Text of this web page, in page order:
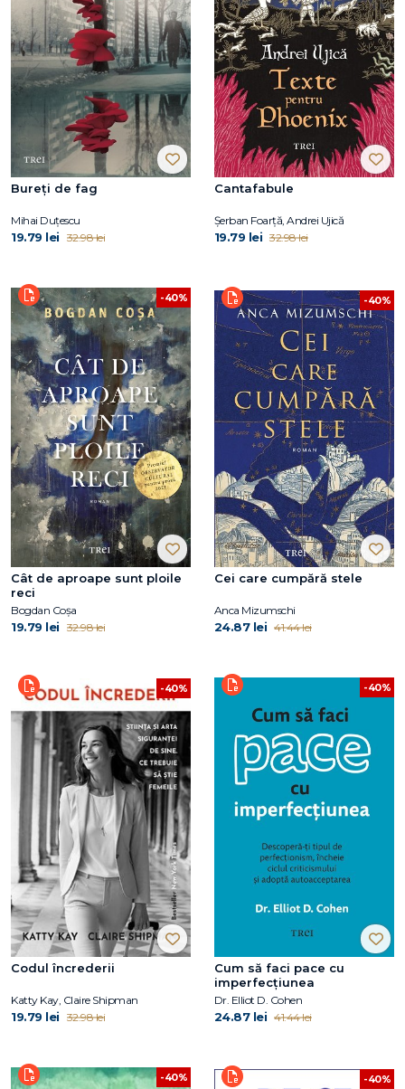
Bureți de fag
Mihai Duțescu
19.79 lei 32.98 lei
Cantafabule
Șerban Foarță, Andrei Ujică
19.79 lei 32.98 lei
-40%
Cât de aproape sunt ploile
reci
Bogdan Coșa
19.79 lei 32.98 lei
-40%
Cei care cumpără stele
Anca Mizumschi
24.87 lei 41.44 lei
-40%
Codul încrederii
Katty Kay, Claire Shipman
19.79 lei 32.98 lei
-40%
Cum să faci pace cu
imperfecțiunea
Dr. Elliot D. Cohen
24.87 lei 41.44 lei
-40% -40%